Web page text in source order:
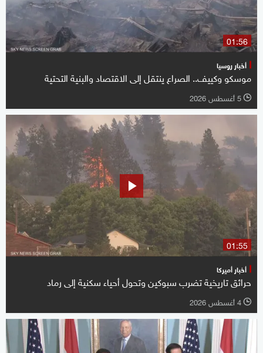
01:56
أخبار روسيا
موسكو وكييف.. الصراع ينتقل إلى الاقتصاد والبنية التحتية
l 5 أغسطس 2026
01:55
أخبار أميركا
حرائق تاريخية تضرب سبوكين وتحول أحياء سكنية إلى رماد
l 4 أغسطس 2026